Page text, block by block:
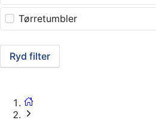
Tørretumbler
Ryd filter